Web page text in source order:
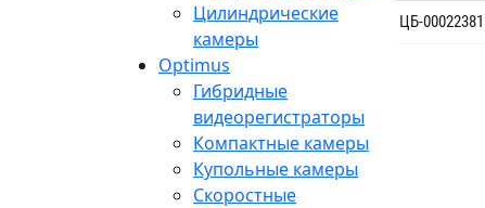
Цилиндрические
камеры
Optimus
Гибридные
видеорегистраторы
Компактные камеры
Купольные камеры
Скоростные
ЦБ-00022381